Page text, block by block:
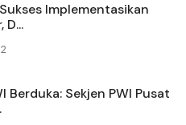
Implementasikan
D...
Berduka: Sekjen PWI Pusat